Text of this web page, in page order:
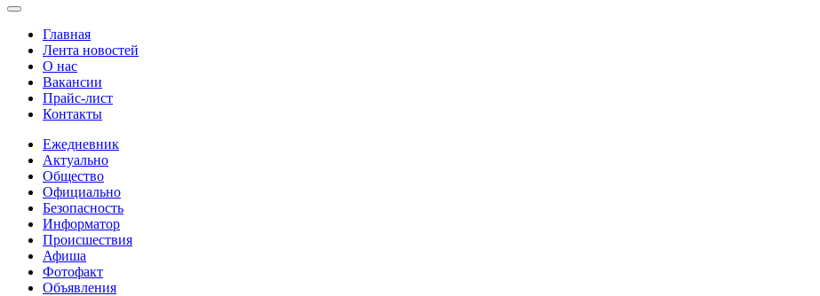
Главная
Лента новостей
О нас
Вакансии
Прайс-лист
Контакты
Ежедневник
Актуально
Общество
Официально
Безопасность
Информатор
Происшествия
Афиша
Фотофакт
Объявления